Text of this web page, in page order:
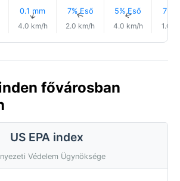
0.1 mm
↑
4.0 km/h
7% Eső
↑
2.0 km/h
5% Eső
↑
4.0 km/h
7%
1.0
fővárosban
US EPA index
Védelem Ügynöksége